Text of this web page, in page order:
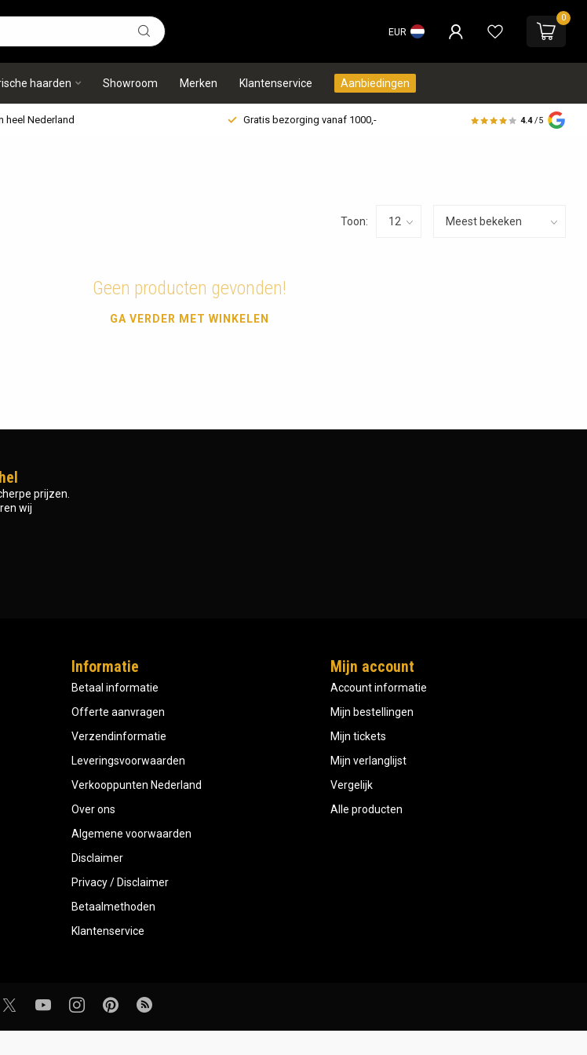
EUR
0
haarden Showroom Merken Klantenservice Aanbiedingen
heel Nederland Gratis bezorging vanaf 1000,- 4.4 /5
Toon:
Geen producten gevonden!
GA VERDER MET WINKELEN
prijzen.
wij
Informatie
Betaal informatie
Offerte aanvragen
Verzendinformatie
Leveringsvoorwaarden
Verkooppunten Nederland
Over ons
Algemene voorwaarden
Disclaimer
Privacy / Disclaimer
Betaalmethoden
Klantenservice
Mijn account
Account informatie
Mijn bestellingen
Mijn tickets
Mijn verlanglijst
Vergelijk
Alle producten